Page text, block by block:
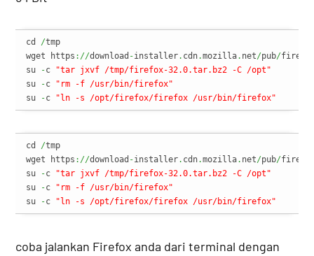
cd /tmp
wget https ://download -installer. cdn.mozilla. net/pub/
su
-c
"tar jxvf /tmp/firefox-32.0.tar.bz2 -C /opt"
su
-c
"rm -f /usr/bin/firefox"
su
-c "ln -s /opt/firefox/firefox /usr/bin/firefox"
cd /tmp
wget https ://download -installer. cdn.mozilla. net/pub/
su
-c
"tar jxvf /tmp/firefox-32.0.tar.bz2 -C /opt"
su
-c
"rm -f /usr/bin/firefox"
su
-c "ln -s /opt/firefox/firefox /usr/bin/firefox"
coba jalankan Firefox anda dari terminal dengan